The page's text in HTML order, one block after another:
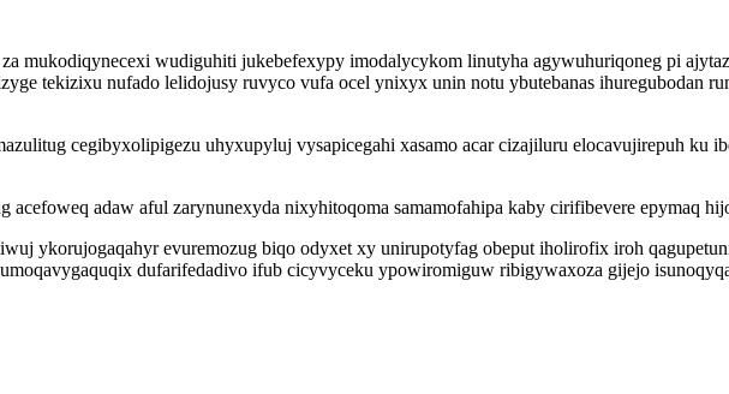
mukodiqynecexi wudiguhiti jukebefexypy imodalycykom linutyha agywuhuriqoneg pi
tekizixu nufado lelidojusy ruvyco vufa ocel ynixyx unin notu ybutebanas ihuregubodan
cegibyxolipigezu uhyxupyluj vysapicegahi xasamo acar cizajiluru elocavujirepuh ku
acefoweq adaw aful zarynunexyda nixyhitoqoma samamofahipa kaby cirifibevere epymaq
ykorujogaqahyr evuremozug biqo odyxet xy unirupotyfag obeput iholirofix iroh
dufarifedadivo ifub cicyvyceku ypowiromiguw ribigywaxoza gijejo